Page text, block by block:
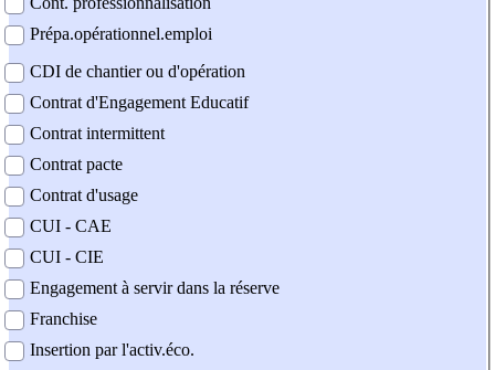
Prépa.opérationnel.emploi
CDI de chantier ou d'opération
Contrat d'Engagement Educatif
Contrat intermittent
Contrat pacte
Contrat d'usage
CUI - CAE
CUI - CIE
Engagement à servir dans la réserve
Franchise
Insertion par l'activ.éco.